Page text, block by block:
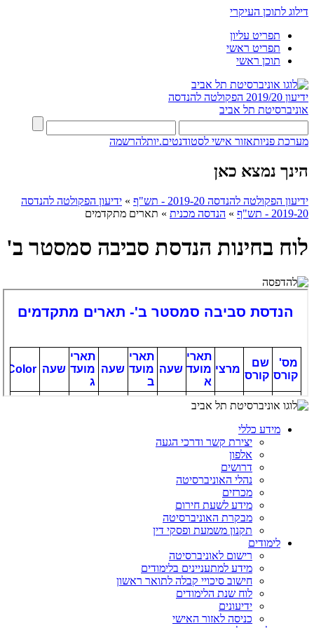
דילוג לתוכן העיקרי
תפריט עליון
תפריט ראשי
תוכן ראשי
ידיעון 2019/20
הפקולטה להנדסה
אוניברסיטת תל אביב
מערכת פניותאזור אישי לסטודנטים.יותלהרשמה
הינך נמצא כאן
ידיעון הפקולטה להנדסה 2019-20 - תש"ף » ידיעון הפקולטה להנדסה
2019-20 - תש"ף
» הנדסה מכנית » תארים מתקדמים
לוח בחינות הנדסת סביבה סמסטר ב'
מידע כללי
יצירת קשר ודרכי הגעה
אלפון
דרושים
נהלי האוניברסיטה
מכרזים
מידע לשעת חירום
מבקרת האוניברסיטה
תקנון משמעת ופסקי דין
לימודים
רישום לאוניברסיטה
מידע למתעניינים בלימודים
חישוב סיכויי קבלה לתואר ראשון
לוח שנת הלימודים
ידיעונים
כניסה לאזור האישי